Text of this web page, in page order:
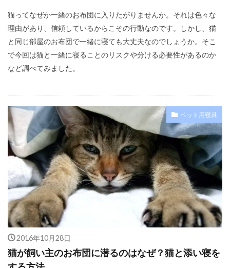
猫ってなぜか一緒のお布団に入りたがりませんか。それは色々な
理由があり、信頼しているからこその行動なのです。しかし、猫
と同じ部屋のお布団で一緒に寝ても大丈夫なのでしょうか。そこ
で今回は猫と一緒に寝ることのリスクや分ける必要性があるのか
など調べてみました。
ペット用寝具
2016年10月28日
猫が飼い主のお布団に潜るのはなぜ？猫と添い寝を